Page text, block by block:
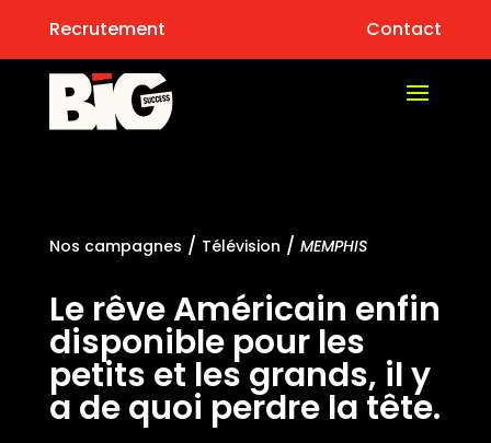
Recrutement Contact
Nos campagnes / Télévision / MEMPHIS
Le rêve Américain enfin
disponible pour les
petits et les grands, il y
a de quoi perdre la tête.